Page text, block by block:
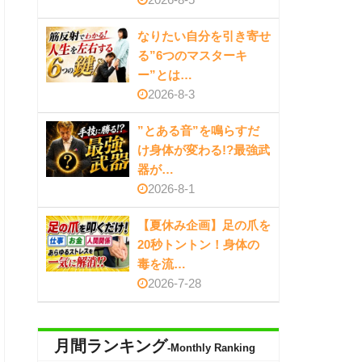
なりたい自分を引き寄せ
る”6つのマスターキ
ー”とは…
2026-8-3
”とある音”を鳴らすだ
け身体が変わる!?最強武
器が…
2026-8-1
【夏休み企画】足の爪を
20秒トントン！身体の
毒を流…
2026-7-28
月間ランキング-Monthly Ranking